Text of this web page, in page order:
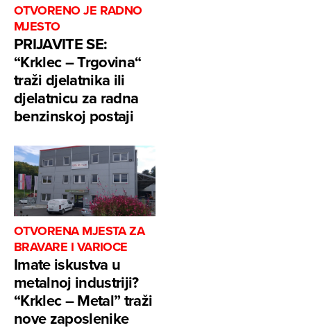
OTVORENO JE RADNO
MJESTO
PRIJAVITE SE:
“Krklec – Trgovina“
traži djelatnika ili
djelatnicu za radna
benzinskoj postaji
OTVORENA MJESTA ZA
BRAVARE I VARIOCE
Imate iskustva u
metalnoj industriji?
“Krklec – Metal” traži
nove zaposlenike